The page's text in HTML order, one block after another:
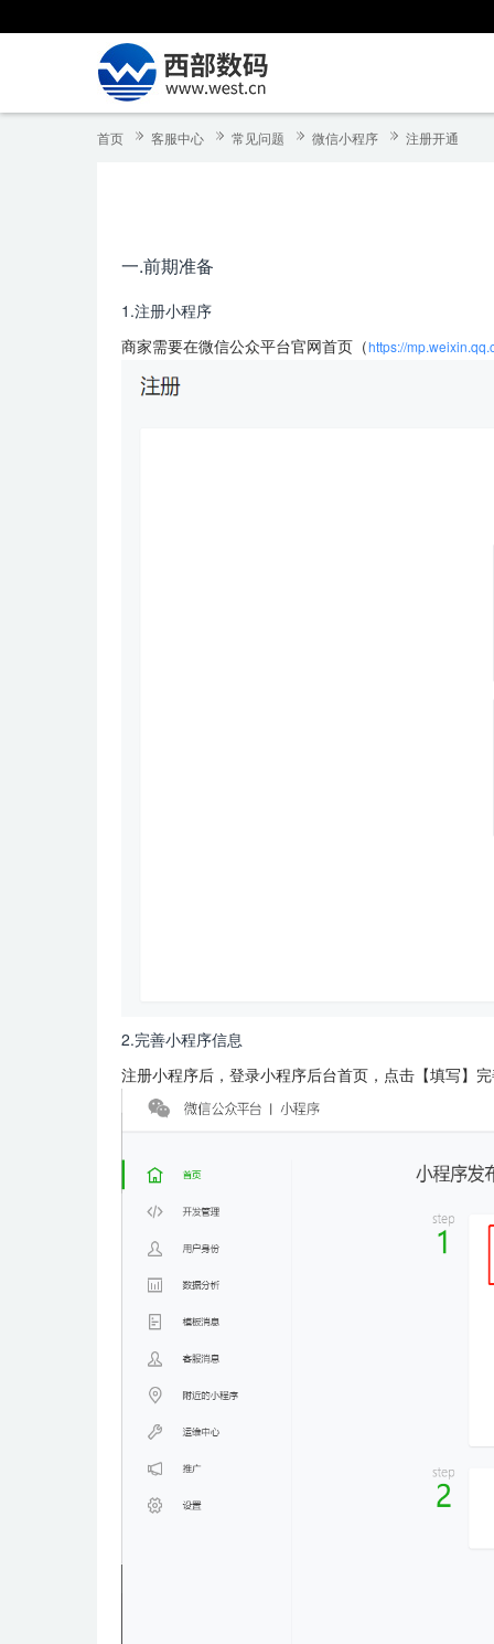
首页 客服中心 常见问题 微信小程序 注册开通
一.前期准备
1.注册小程序
商家需要在微信公众平台官网首页（https://
2.完善小程序信息
注册小程序后，登录小程序后台首页，点击【填写】